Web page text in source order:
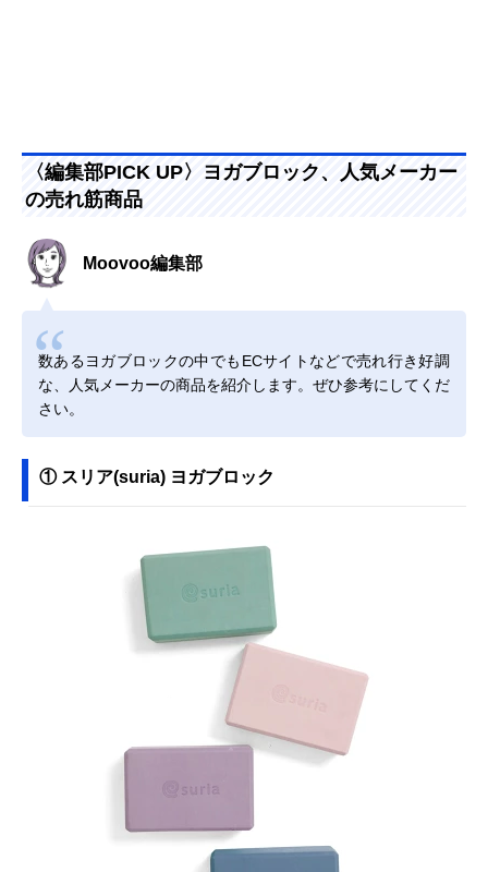
〈編集部PICK UP〉ヨガブロック、人気メーカー
の売れ筋商品
Moovoo編集部
数あるヨガブロックの中でもECサイトなどで売れ行き好調
な、人気メーカーの商品を紹介します。ぜひ参考にしてくだ
さい。
① スリア(suria) ヨガブロック